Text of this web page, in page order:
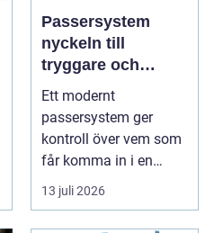
Passersystem
nyckeln till
tryggare och
smidigare tillträde
Ett modernt
passersystem ger
kontroll över vem som
får komma in i en
byggnad, när de får
komma in oc...
13 juli 2026